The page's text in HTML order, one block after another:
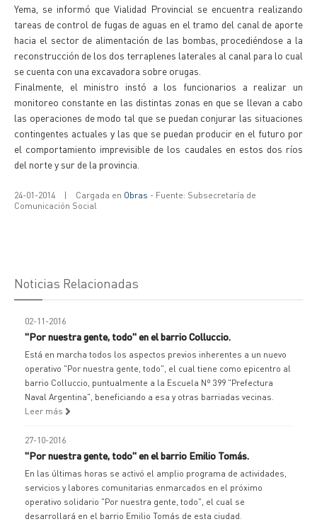
Yema, se informó que Vialidad Provincial se encuentra realizando
tareas de control de fugas de aguas en el tramo del canal de aporte
hacia el sector de alimentación de las bombas, procediéndose a la
reconstrucción de los dos terraplenes laterales al canal para lo cual
se cuenta con una excavadora sobre orugas.
Finalmente, el ministro instó a los funcionarios a realizar un
monitoreo constante en las distintas zonas en que se llevan a cabo
las operaciones de modo tal que se puedan conjurar las situaciones
contingentes actuales y las que se puedan producir en el futuro por
el comportamiento imprevisible de los caudales en estos dos ríos
del norte y sur de la provincia.
24-01-2014 | Cargada en Obras - Fuente: Subsecretaría de
Comunicación Social
Noticias Relacionadas
02-11-2016
"Por nuestra gente, todo" en el barrio Colluccio.
Está en marcha todos los aspectos previos inherentes a un nuevo
operativo "Por nuestra gente, todo", el cual tiene como epicentro al
barrio Colluccio, puntualmente a la Escuela Nº 399 "Prefectura
Naval Argentina", beneficiando a esa y otras barriadas vecinas.
Leer más
27-10-2016
"Por nuestra gente, todo" en el barrio Emilio Tomás.
En las últimas horas se activó el amplio programa de actividades,
servicios y labores comunitarias enmarcados en el próximo
operativo solidario "Por nuestra gente, todo", el cual se
desarrollará en el barrio Emilio Tomás de esta ciudad.